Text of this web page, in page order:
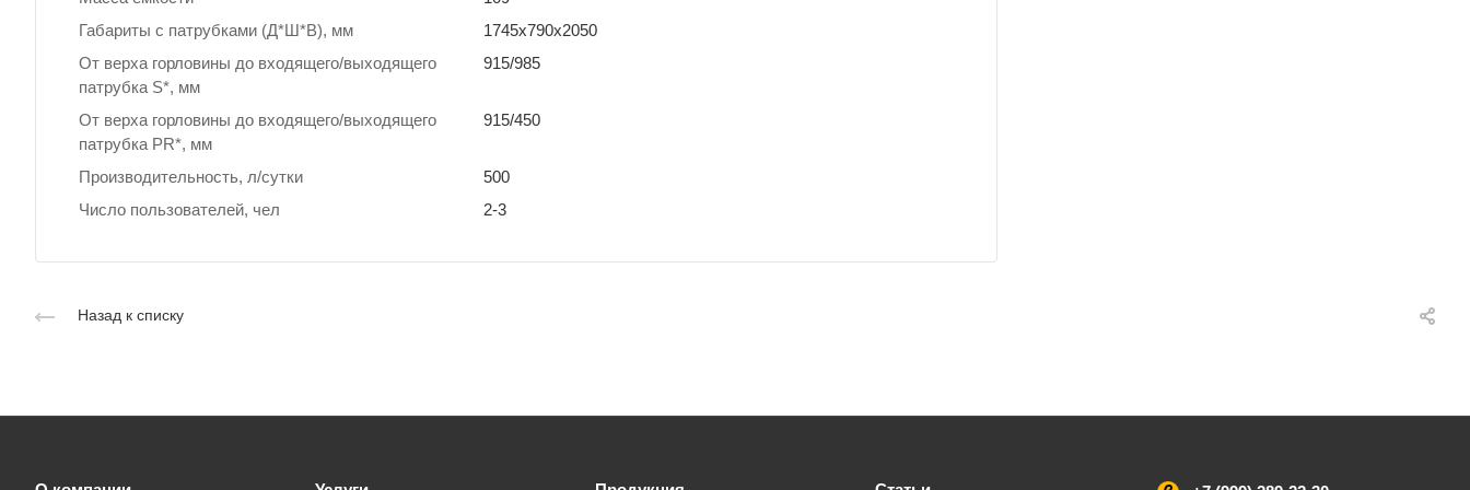
Габариты с патрубками (Д*Ш*В), мм
1745х790х2050
От верха горловины до входящего/выходящего
патрубка S*, мм
915/985
От верха горловины до входящего/выходящего
патрубка PR*, мм
915/450
Производительность, л/сутки
500
Число пользователей, чел
2-3
Назад к списку